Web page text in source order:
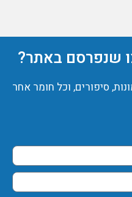
שנפרסם באתר?
סיפורים, וכל חומר אחר